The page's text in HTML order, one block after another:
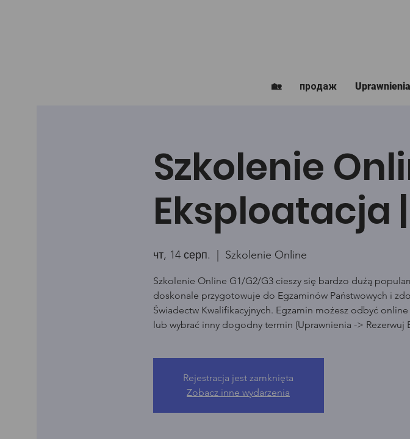
🏡 продаж Uprawnienia
Szkolenie
Eksploatacja
чт, 14 серп.
  |
Szkolenie Online
Szkolenie Online G1/G2/G3 cieszy się bardzo dużą
doskonale przygotowuje do Egzaminów Państwowych i
Świadectw Kwalifikacyjnych. Egzamin możesz odbyć
lub wybrać inny dogodny termin (Uprawnienia -> Rezerwuj
Rejestracja jest zamknięta
Zobacz inne wydarzenia